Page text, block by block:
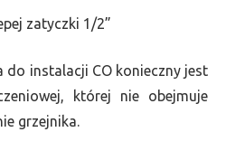
zatyczki 1/2”
do instalacji CO konieczny jest
której nie obejmuje
grzejnika.